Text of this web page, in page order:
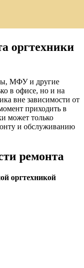
оргтехники
МФУ и другие
в офисе, но и на
вне зависимости от
приходить в
может только
и обслуживанию
ремонта
оргтехникой